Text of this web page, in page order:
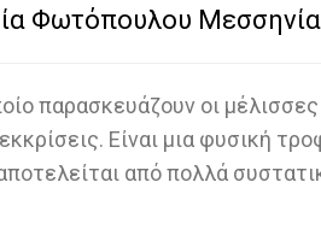
Φωτόπουλου Μεσσηνία
παρασκευάζουν οι
Είναι μια φυσική
από πολλά